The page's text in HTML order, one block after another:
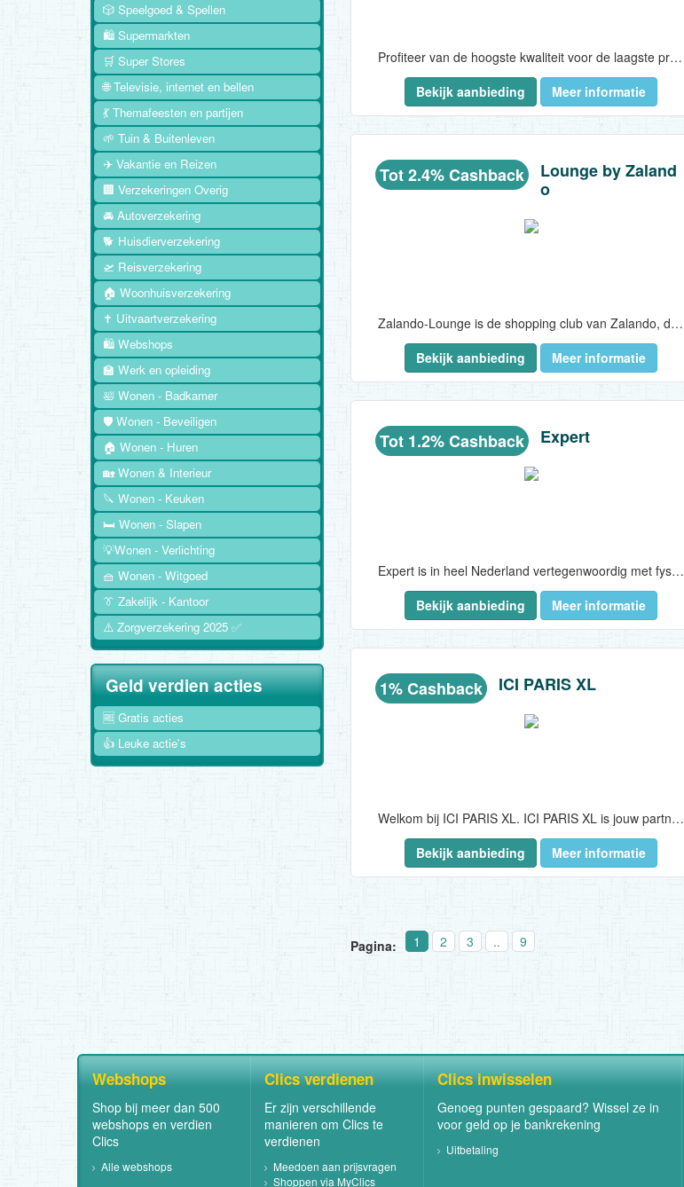
Profiteer van de hoogste kwaliteit voor de laagste prijs bij Lidl...
Bekijk aanbieding
Meer informatie
Tot 2.4% Cashback
Lounge by Zaland
o
Zalando-Lounge is de shopping club van Zalando, de online shop voor schoenen en mode met het grootste aanbod van België...
Bekijk aanbieding
Meer informatie
Tot 1.2% Cashback Expert
Expert is in heel Nederland vertegenwoordig met fysieke winkels en bekend als verkoper én kenner van elektronica. Koop nu online bij Expert.nl via ons met korting..
Bekijk aanbieding
Meer informatie
1% Cashback ICI PARIS XL
Welkom bij ICI PARIS XL. ICI PARIS XL is jouw partner voor parfum, huidverzorging en make-up. Dé nr. 1 beauty expert van België. Bijna 51 jaar lang rolt ICI PARIS XL dagelijks de roze loper uit voor zijn klanten. Iedereen is mooi, dat weten we bij ICI PARIS XL wel zeker. We helpen je graag om je nog mooier te doen voelen dan je nu al bent. Durf jezelf te zijn, voor 100%...
Bekijk aanbieding
Meer informatie
Pagina: 1 2 3 .. 9
🎲 Speelgoed & Spellen
🛍️ Supermarkten
🛒 Super Stores
🌐 Televisie, internet en bellen
💃 Themafeesten en partijen
🌱 Tuin & Buitenleven
✈️ Vakantie en Reizen
🏢 Verzekeringen Overig
🚘 Autoverzekering
🐕 Huisdierverzekering
🛫 Reisverzekering
🏠 Woonhuisverzekering
✝️ Uitvaartverzekering
🛍️ Webshops
🏫 Werk en opleiding
🛀 Wonen - Badkamer
🛡️ Wonen - Beveiligen
🏠 Wonen - Huren
🏡 Wonen & Interieur
🔪 Wonen - Keuken
🛏️ Wonen - Slapen
💡Wonen - Verlichting
🧺 Wonen - Witgoed
👔 Zakelijk - Kantoor
⚠️ Zorgverzekering 2025 ✅
Geld verdien acties
🆓 Gratis acties
👍 Leuke actie's
Webshops
Shop bij meer dan 500
webshops en verdien
Clics
Alle webshops
Clics verdienen
Er zijn verschillende
manieren om Clics te
verdienen
Meedoen aan prijsvragen
Shoppen via MyClics
Clics inwisselen
Genoeg punten gespaard? Wissel ze in
voor geld op je bankrekening
Uitbetaling